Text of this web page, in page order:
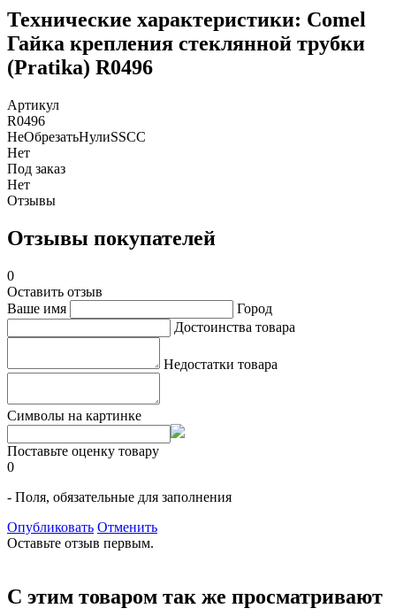
Технические характеристики: Comel
Гайка крепления стеклянной трубки
(Pratika) R0496
Артикул
R0496
НеОбрезатьНулиSSCC
Нет
Под заказ
Нет
Отзывы
Отзывы покупателей
0
Оставить отзыв
Ваше имя
Город
Достоинства товара
Недостатки товара
Символы на картинке
Поставьте оценку товару
0
- Поля, обязательные для заполнения
Опубликовать Отменить
Оставьте отзыв первым.
С этим товаром так же просматривают